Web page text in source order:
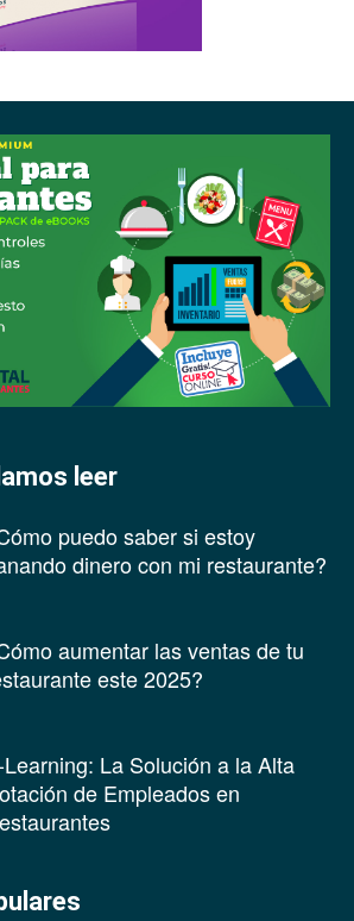
leer
puedo saber si estoy
dinero con mi restaurante?
aumentar las ventas de tu
este 2025?
Learning: La Solución a la Alta
de Empleados en